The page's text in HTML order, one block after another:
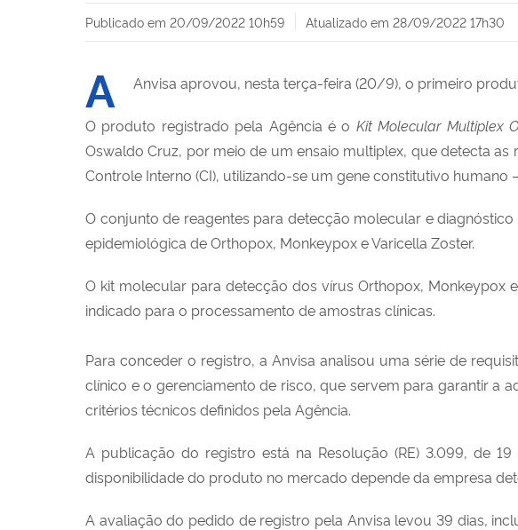
Publicado em 20/09/2022 10h59 Atualizado em 28/09/2022 17h30
A Anvisa aprovou, nesta terça-feira (20/9), o primeiro
O produto registrado pela Agência é o Kit Molecular Multiplex
Oswaldo Cruz, por meio de um ensaio multiplex, que detecta
Controle Interno (CI), utilizando-se um gene constitutivo humano –
O conjunto de reagentes para detecção molecular e
epidemiológica de Orthopox, Monkeypox e Varicella Zoster.
O kit molecular para detecção dos vírus Orthopox, Monkeypox
indicado para o processamento de amostras clínicas.
Para conceder o registro, a Anvisa analisou uma série de
clínico e o gerenciamento de risco, que servem para garantir a
critérios técnicos definidos pela Agência.
A publicação do registro está na Resolução (RE) 3.099, de
disponibilidade do produto no mercado depende da empresa
A avaliação do pedido de registro pela Anvisa levou 39 dias,